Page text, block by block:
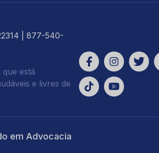
| 877-540-
está
e livres de
em Advocacia